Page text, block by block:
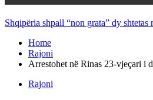
Shqipëria shpall “non grata” dy
Home
Rajoni
Arrestohet në Rinas 23-vjeçari i
Rajoni